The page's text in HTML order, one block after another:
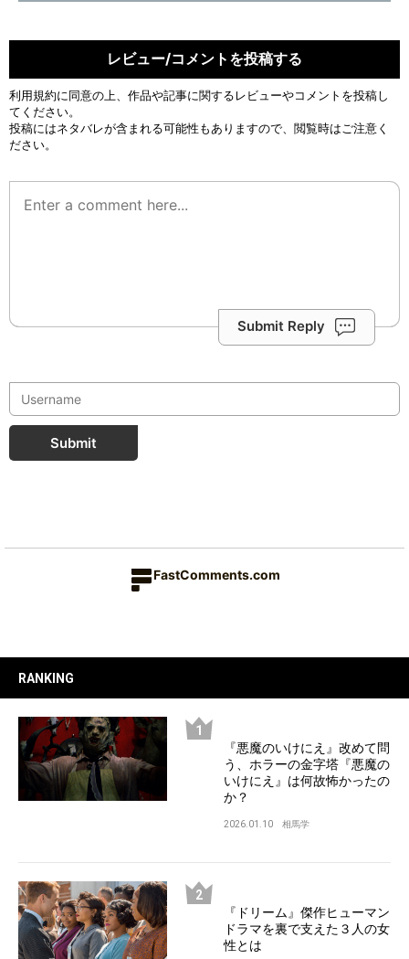
レビュー/コメントを投稿する
利用規約に同意の上、作品や記事に関するレビューやコメントを投稿し
てください。
投稿にはネタバレが含まれる可能性もありますので、閲覧時はご注意く
ださい。
Submit Reply
Submit
FastComments.com
RANKING
『悪魔のいけにえ』改めて問
う、ホラーの金字塔『悪魔の
いけにえ』は何故怖かったの
か？
2026.01.10 相馬学
『ドリーム』傑作ヒューマン
ドラマを裏で支えた３人の女
性とは